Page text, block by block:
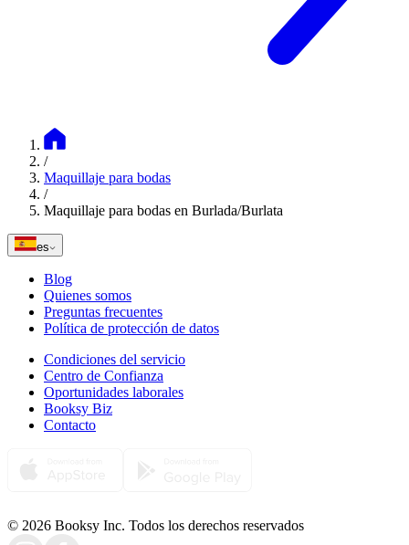
/
Maquillaje para bodas
/
Maquillaje para bodas en Burlada/Burlata
es
Blog
Quienes somos
Preguntas frecuentes
Política de protección de datos
Condiciones del servicio
Centro de Confianza
Oportunidades laborales
Booksy Biz
Contacto
© 2026 Booksy Inc. Todos los derechos reservados